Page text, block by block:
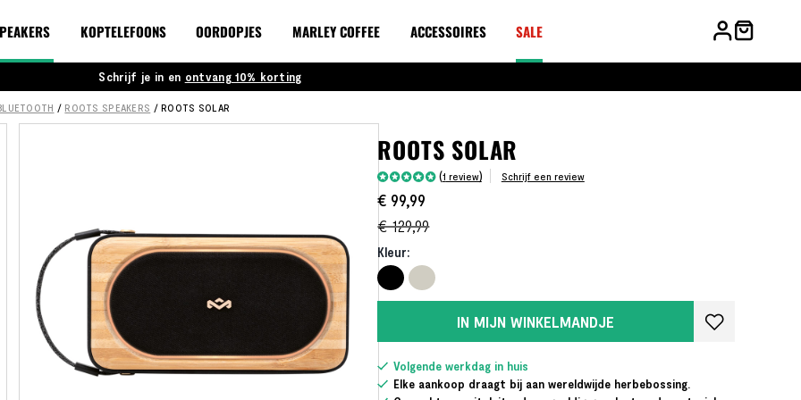
KOPTELEFOONS OORDOPJES MARLEY COFFEE ACCESSOIRES SALE
Schrijf je in en ontvang 10% korting
/ ROOTS SPEAKERS / ROOTS SOLAR
ROOTS SOLAR
Waardering:
% of
1 review Schrijf een review
€ 99,99
€ 129,99
Kleur:
IN MIJN WINKELMANDJE
Volgende werkdag in huis
Elke aankoop draagt bij aan wereldwijde herbebossing.